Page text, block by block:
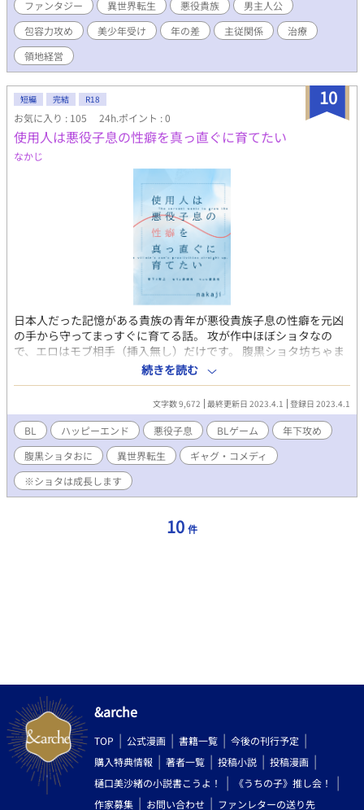
がらも、ハインツの愛する領地を守るため自らを盾にする――。
「ずるいです、義父上。……俺だって、夜は寂しいのです」 ただ
こどもたちを守りたいだけのおじさんと、その深い包容力に触
れ、精神の一線を超えて懐いていく美少年たち。 ボロボロになっ
て治療室へ運ばれてくる少年たちを、おじさんが大きな手のひら
かない泥沼へと沈んでいく。 これは、本物の大人の優しさに牙を
抜かれた少年たちが、無自覚な主の温もりから二度と抜け出せな
くなる、救済と執着の異世界ファンタジー。
ファンタジー 異世界転生 悪役貴族
男主人公
包容力攻め
美少年受け 年の差 主従関係
治療
領地経営
10
短編 完結 R18
お気に入り : 105 24h.ポイント : 0
使用人は悪役子息の性癖を真っ直ぐに育てたい
なかじ
日本人だった記憶がある貴族の青年が悪役貴族子息の性癖を元凶
の手から守ってまっすぐに育てる話。 攻が作中ほぼショタなの
で、エロはモブ相手（挿入無し）だけです。 腹黒ショタ坊ちゃま
（後にスポーツマン系イケメン）×自分の美貌に気付いていない
兄気質鈍感使用人 同じものをムーンライトノベルズ様にも掲載し
続きを読む
文字数 9,672 最終更新日 2023.4.1 登録日 2023.4.1
BL ハッピーエンド 悪役子息 BLゲーム
年下攻め
腹黒ショタおに
異世界転生
ギャグ・コメディ
※ショタは成長します
10 件
&arche
TOP 公式漫画 書籍一覧
今後の刊行予定
購入特典情報
著者一覧 投稿小説
投稿漫画
樋口美沙緒の小説書こうよ！
《うちの子》推し会！
作家募集
お問い合わせ ファンレターの送り先